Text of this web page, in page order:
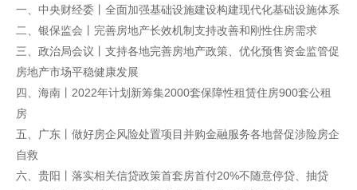
一、中央财经委丨全面加强基础设施建设构建现代化基础设施体系
二、银保监会丨完善房地产长效机制支持改善和刚性住房需求
三、政治局会议丨支持各地完善房地产政策、优化预售资金监管促
房地产市场平稳健康发展
四、海南丨2022年计划新筹集2000套保障性租赁住房900套公租
房
五、广东丨做好房企风险处置项目并购金融服务各地督促涉险房企
自救
六、贵阳丨落实相关信贷政策首套房首付20%不随意停贷、抽贷